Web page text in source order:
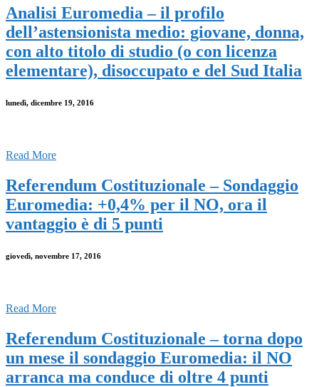
Analisi Euromedia – il profilo
dell’astensionista medio: giovane, donna,
con alto titolo di studio (o con licenza
elementare), disoccupato e del Sud Italia
lunedì, dicembre 19, 2016
Read More
Referendum Costituzionale – Sondaggio
Euromedia: +0,4% per il NO, ora il
vantaggio è di 5 punti
giovedì, novembre 17, 2016
Read More
Referendum Costituzionale – torna dopo
un mese il sondaggio Euromedia: il NO
arranca ma conduce di oltre 4 punti